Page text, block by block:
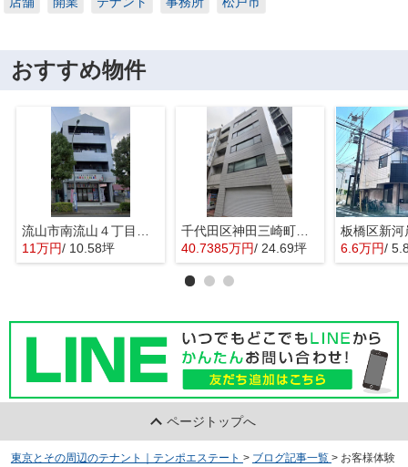
おすすめ物件
11万円/ 10.58坪
千代田区神田三崎町３丁目の店舗事務所
40.7385万円/ 24.69坪 6.6万円/
ページトップへ
東京とその周辺のテナント｜テンポエステート > ブログ記事一覧 > お客様体験